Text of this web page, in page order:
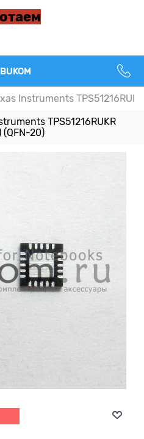
BUKOM
Instruments
TPS51216RUKR
(QFN-20)